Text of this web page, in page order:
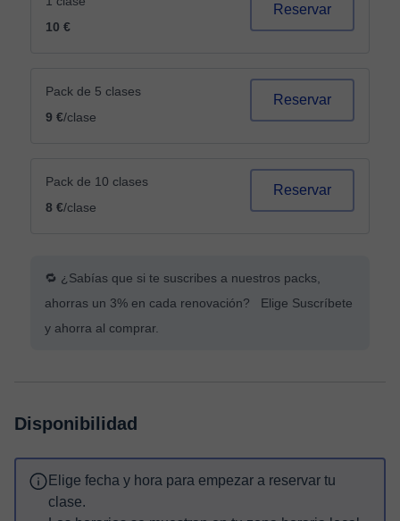
10 €
Reservar
Pack de 5 clases
9 €/clase
Reservar
Pack de 10 clases
8 €/clase
Reservar
🔁 ¿Sabías que si te suscribes a nuestros packs,
ahorras un 3% en cada renovación? Elige Suscríbete
y ahorra al comprar.
Disponibilidad
Elige fecha y hora para empezar a reservar tu
clase.